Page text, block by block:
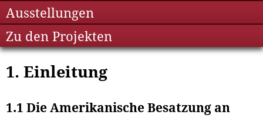
Ausstellungen
Zu den Projekten
1. Einleitung
1.1 Die Amerikanische Besatzung an